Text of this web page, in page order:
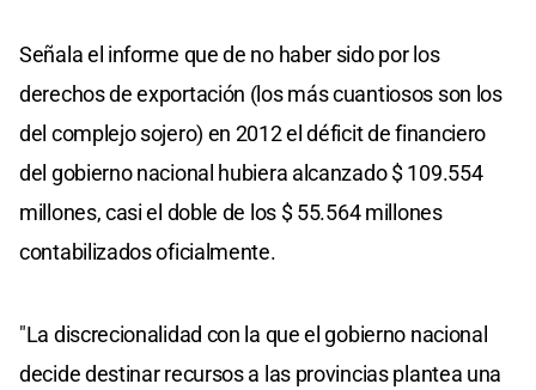
Señala el informe que de no haber sido por los
derechos de exportación (los más cuantiosos son los
del complejo sojero) en 2012 el déficit de financiero
del gobierno nacional hubiera alcanzado $ 109.554
millones, casi el doble de los $ 55.564 millones
contabilizados oficialmente.
"La discrecionalidad con la que el gobierno nacional
decide destinar recursos a las provincias plantea una